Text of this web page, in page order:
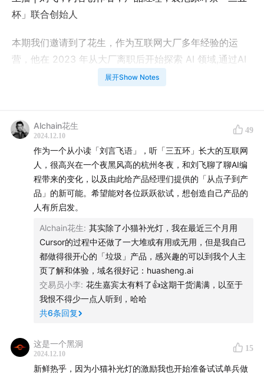
杯」联合创始人
本期我们邀请到了花生，作为互联网大厂多年经验的运
营，他在 2023 年从大厂离职后开始探索 AI 领域,通过AI
开发工具成功从零代码经验的基础上，打造了爆款产品
给想要尝试 AI 辅助写产品的朋友带来启发。
内容索引
Part1 AI 学习与创作历程
从零开始，用AI打造网红产品小猫补光灯
列个清单，随身AI导师教我玩转Python
一周时间完成Python入门学习
Part2 产品开发实践
体验不同AI工具的开发效果
展开Show Notes
Alchain花生
2024.12.10
49
作为一个从小读「刘言飞语」，听「三五环」长大的互联网
人，很高兴在一个夜黑风高的杭州冬夜，和刘飞聊了聊AI编
程带来的变化，以及由此给产品经理们提供的「从点子到产
品」的新可能。希望能对各位跃跃欲试，想创造自己产品的
人有所启发。
Alchain花生: 其实除了小猫补光灯，我在最近三个月用
Cursor的过程中还做了一大堆或有用或无用，但是我自己
都做得很开心的「垃圾」产品，感兴趣的可以到我个人主
页了解和体验，域名很好记：huasheng.ai
交易员小李: 花生嘉宾太有料了👍这期干货满满，以至于
我恨不得少一点人听到，哈哈
共6条回复
这是一个黑洞
2024.12.10
15
新鲜热乎，因为小猫补光灯的激励我也开始准备试试单兵做